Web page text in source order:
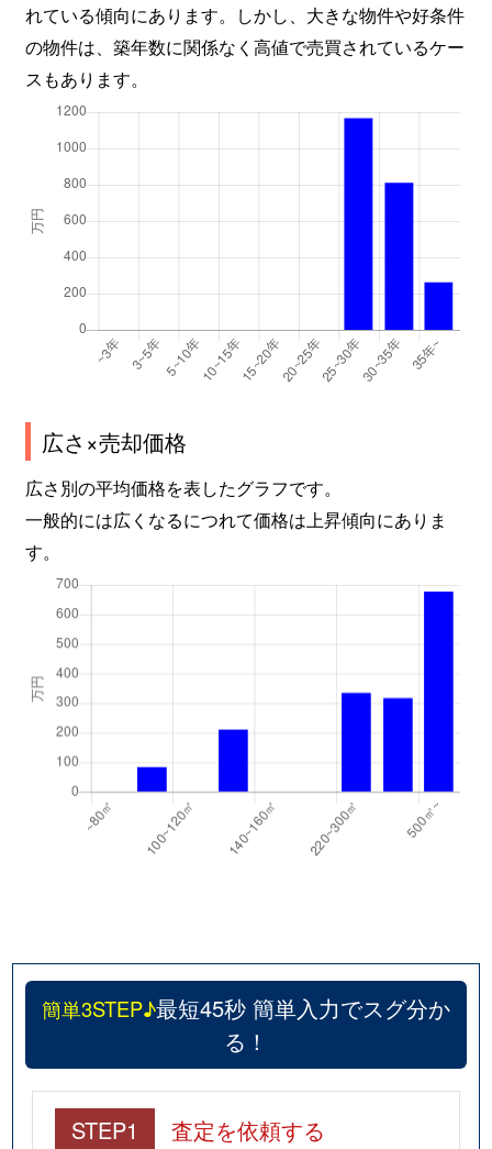
れている傾向にあります。しかし、大きな物件や好条件
の物件は、築年数に関係なく高値で売買されているケー
スもあります。
広さ×売却価格
広さ別の平均価格を表したグラフです。
一般的には広くなるにつれて価格は上昇傾向にありま
す。
簡単3STEP♪最短45秒 簡単入力でスグ分か
る！
STEP1 査定を依頼する